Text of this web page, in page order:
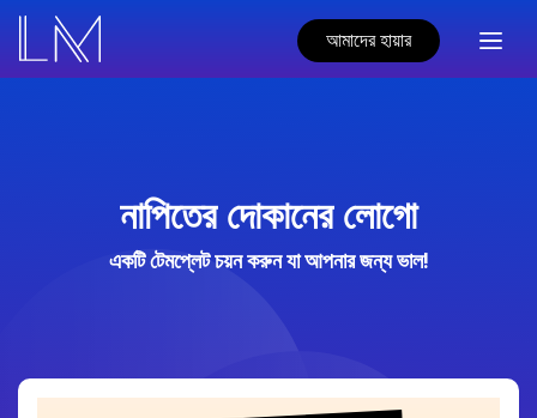
আমাদের হায়ার
নাপিতের দোকানের লোগো
একটি টেমপ্লেট চয়ন করুন যা আপনার জন্য ভাল!